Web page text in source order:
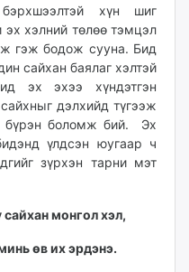
хүн шиг
хэлний төлөө тэмцэл
гэж бодож сууна. Бид
сайхан баялаг хэлтэй
эх эхээ хүндэтгэн
дэлхийд түгээж
бүрэн боломж бий. Эх
үлдсэн юугаар ч
зүрхэн тарни мэт
монгол хэл,
өв их эрдэнэ.